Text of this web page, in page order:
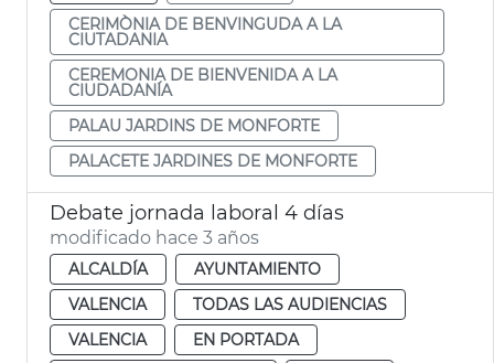
CERIMÒNIA DE BENVINGUDA A LA
CIUTADANIA
CEREMONIA DE BIENVENIDA A LA
CIUDADANÍA
PALAU JARDINS DE MONFORTE
PALACETE JARDINES DE MONFORTE
Debate jornada laboral 4 días
modificado hace 3 años
ALCALDÍA
AYUNTAMIENTO
VALENCIA
TODAS LAS AUDIENCIAS
VALENCIA
EN PORTADA